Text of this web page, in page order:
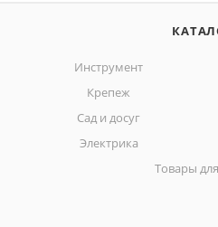
Инструмент
Крепеж
Сад и досуг
Электрика
Товары